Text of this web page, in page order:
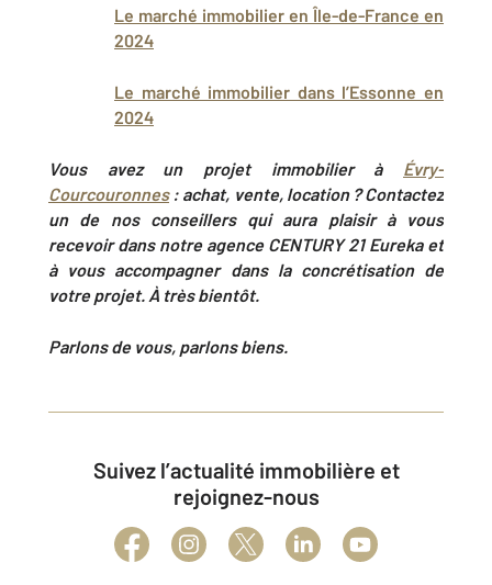
Le marché immobilier en Île-de-France en
2024
Le marché immobilier dans l’Essonne en
2024
Vous avez un projet immobilier à Évry-
Courcouronnes: achat, vente, location ? Contactez
un de nos conseillers qui aura plaisir à vous
recevoir dans notre agence CENTURY 21 Eureka et
à vous accompagner dans la concrétisation de
votre projet. À très bientôt.
Parlons de vous, parlons biens.
Suivez l’actualité immobilière et
rejoignez-nous